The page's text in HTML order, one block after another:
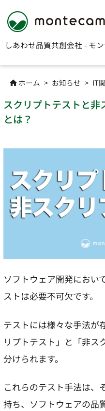
しあわせ品質共創会社 - モ
 ホーム > お知らせ > IT
スクリプトテストと
とは？
ソフトウェア開発におい
ストは必要不可欠です。
テストには様々な手法が
リプトテスト」と「非ス
分けられます。
これらのテスト手法は、
持ち、ソフトウェアの品